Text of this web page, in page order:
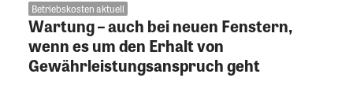
Betriebskosten aktuell
Wartung – auch bei neuen Fenstern,
wenn es um den Erhalt von
Gewährleistungsanspruch geht